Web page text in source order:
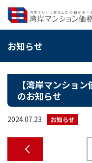
お知らせ
【湾岸マンショ
のお知らせ
2024.07.23 お知らせ